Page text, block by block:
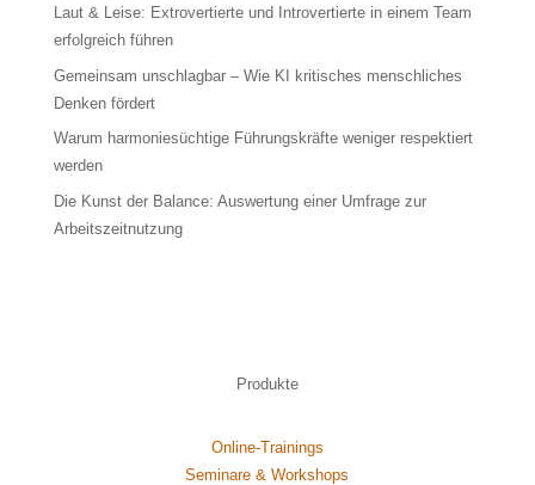
Laut & Leise: Extrovertierte und Introvertierte in einem Team
erfolgreich führen
Gemeinsam unschlagbar – Wie KI kritisches menschliches
Denken fördert
Warum harmoniesüchtige Führungskräfte weniger respektiert
werden
Die Kunst der Balance: Auswertung einer Umfrage zur
Arbeitszeitnutzung
Produkte
Online-Trainings
Seminare & Workshops